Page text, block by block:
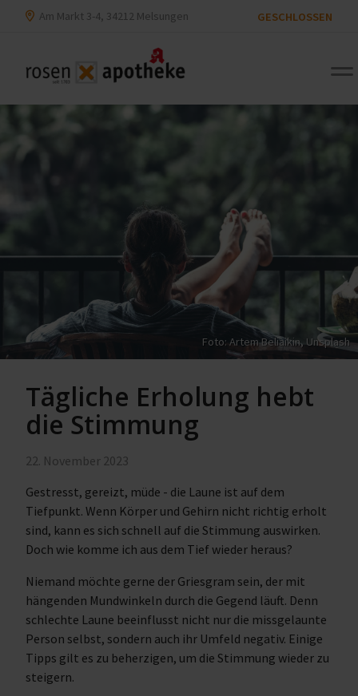
Am Markt 3-4, 34212 Melsungen GESCHLOSSEN
Foto: Artem Beliaikin, Unsplash
Tägliche Erholung hebt
die Stimmung
22. November 2023
Gestresst, gereizt, müde - die Laune ist auf dem
Tiefpunkt. Wenn Körper und Gehirn nicht richtig erholt
sind, kann es sich schnell auf die Stimmung auswirken.
Doch wie komme ich aus dem Tief wieder heraus?
Niemand möchte gerne der Griesgram sein, der mit
hängenden Mundwinkeln durch die Gegend läuft. Denn
schlechte Laune beeinflusst nicht nur die missgelaunte
Person selbst, sondern auch ihr Umfeld negativ. Einige
Tipps gilt es zu beherzigen, um die Stimmung wieder zu
steigern.